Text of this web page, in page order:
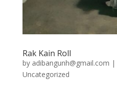
Rak Kain Roll
by adibangunh@gmail.com |
Uncategorized